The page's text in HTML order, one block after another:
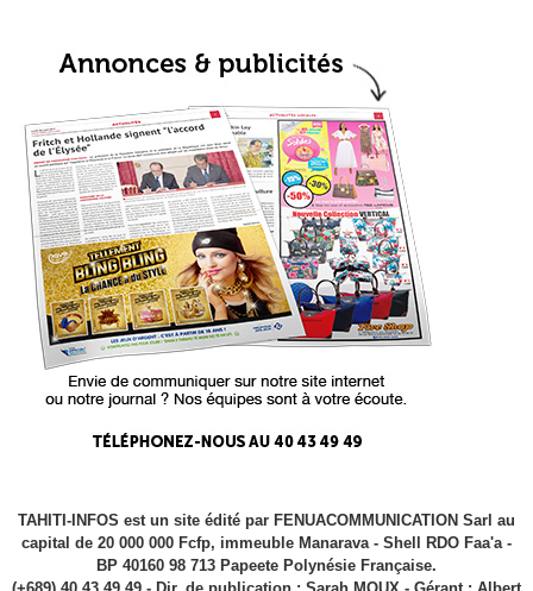
TAHITI-INFOS est un site édité par FENUACOMMUNICATION Sarl au
capital de 20 000 000 Fcfp, immeuble Manarava - Shell RDO Faa'a -
BP 40160 98 713 Papeete Polynésie Française.